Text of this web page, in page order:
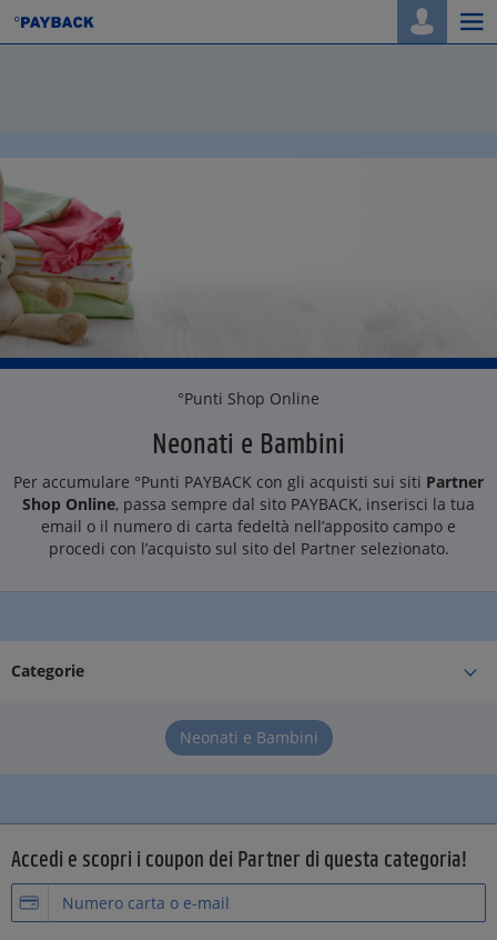
°Punti Shop Online
Neonati e Bambini
Per accumulare °Punti PAYBACK con gli acquisti sui siti Partner
Shop Online, passa sempre dal sito PAYBACK, inserisci la tua
email o il numero di carta fedeltà nell’apposito campo e
procedi con l’acquisto sul sito del Partner selezionato.
Categorie
Neonati e Bambini
Accedi e scopri i coupon dei Partner di questa categoria!